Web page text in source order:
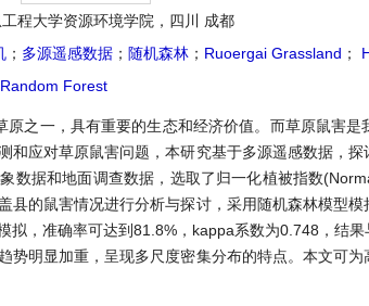
工程大学资源环境学院，四川 成都
； 多源遥感数据 ； 随机森林 ； Ruoergai Grassland ；
Random Forest
原之一，具有重要的生态和经济价值。而草原鼠害
和应对草原鼠害问题，本研究基于多源遥感数据，
数据和地面调查数据，选取了归一化植被指数
县的鼠害情况进行分析与探讨，采用随机森林模型
拟，准确率可达到81.8%，kappa系数为0.748，结
势明显加重，呈现多尺度密集分布的特点。本文可